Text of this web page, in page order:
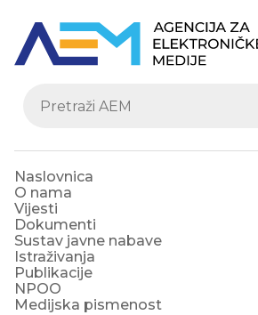
Naslovnica
O nama
Vijesti
Dokumenti
Sustav javne nabave
Istraživanja
Publikacije
NPOO
Medijska pismenost